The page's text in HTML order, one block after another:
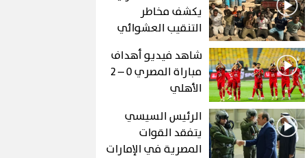
يكشف مخاطر
التنقيب العشوائي
عن الذهب في "درع
الجنوب"
شاهد فيديو أهداف
مباراة المصري 0 – 2
الأهلي
الرئيس السيسي
يتفقد القوات
المصرية في الإمارات